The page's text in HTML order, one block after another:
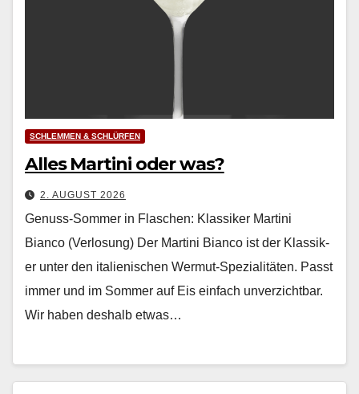
SCHLEMMEN & SCHLÜRFEN
Alles Martini oder was?
2. AUGUST 2026
Genuss-Sommer in Flaschen: Klassiker Martini
Bianco (Verlosung) Der Mar­ti­ni Bian­co ist der Klas­sik­
er unter den ital­ienis­chen Wer­mut-Spezial­itäten. Passt
immer und im Som­mer auf Eis ein­fach unverzicht­bar.
Wir haben deshalb etwas…